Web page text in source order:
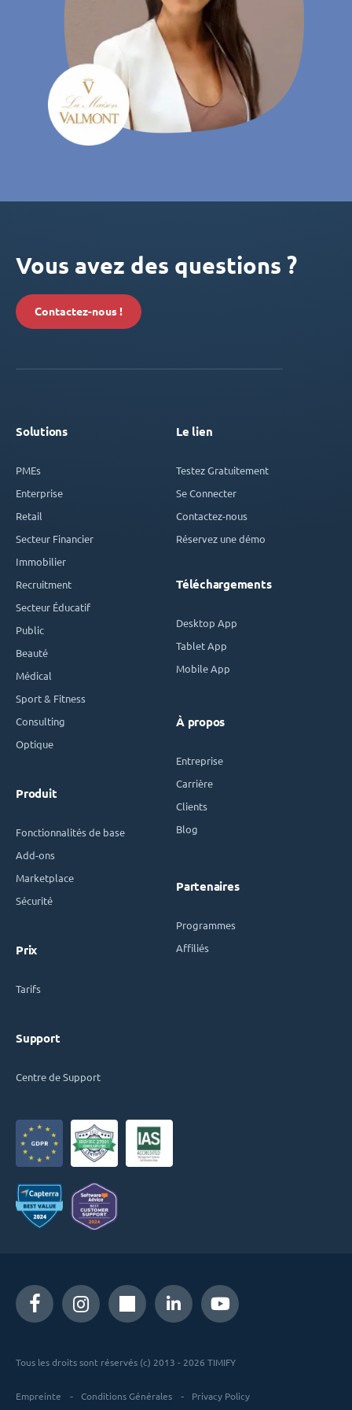
Vous avez des questions ?
Contactez-nous !
Solutions
PMEs
Enterprise
Retail
Secteur Financier
Immobilier
Recruitment
Secteur Éducatif
Public
Beauté
Médical
Sport & Fitness
Consulting
Optique
Produit
Fonctionnalités de base
Add-ons
Marketplace
Sécurité
Prix
Tarifs
Support
Centre de Support
Le lien
Testez Gratuitement
Se Connecter
Contactez-nous
Réservez une démo
Téléchargements
Desktop App
Tablet App
Mobile App
À propos
Entreprise
Carrière
Clients
Blog
Partenaires
Programmes
Affiliés
Tous les droits sont réservés (c) 2013 - 2026 TIMIFY
Empreinte Conditions Générales Privacy Policy